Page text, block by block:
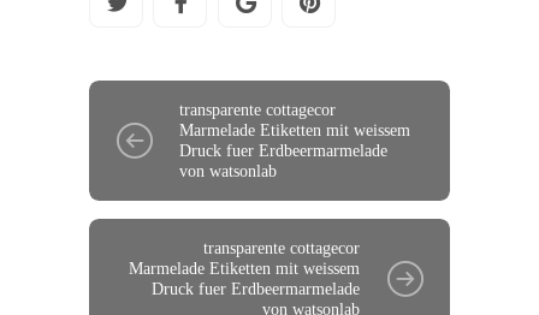
transparente cottagecor
Marmelade Etiketten mit weissem
Druck fuer Erdbeermarmelade
von watsonlab
transparente cottagecor
Marmelade Etiketten mit weissem
Druck fuer Erdbeermarmelade
von watsonlab